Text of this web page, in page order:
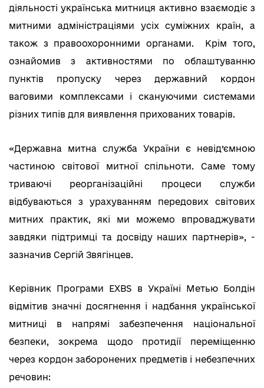
діяльності українська митниця активно взаємодіє з
митними адміністраціями усіх суміжних країн, а
також з правоохоронними органами. Крім того,
ознайомив з активностями по облаштуванню
пунктів пропуску через державний кордон
ваговими комплексами і скануючими системами
різних типів для виявлення прихованих товарів.
«Державна митна служба України є невід’ємною
частиною світової митної спільноти. Саме тому
триваючі реорганізаційні процеси служби
відбуваються з урахуванням передових світових
митних практик, які ми можемо впроваджувати
завдяки підтримці та досвіду наших партнерів», -
зазначив Сергій Звягінцев.
Керівник Програми EXBS в Україні Метью Болдін
відмітив значні досягнення і надбання української
митниці в напрямі забезпечення національної
безпеки, зокрема щодо протидії переміщенню
через кордон заборонених предметів і небезпечних
речовин: